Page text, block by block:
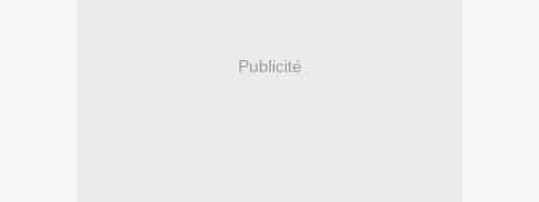
Publicité